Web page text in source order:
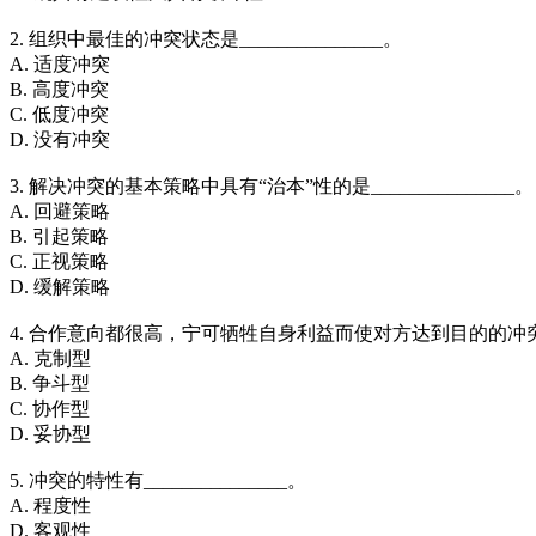
2. 组织中最佳的冲突状态是_______________。
A. 适度冲突
B. 高度冲突
C. 低度冲突
D. 没有冲突
3. 解决冲突的基本策略中具有“治本”性的是_______________。
A. 回避策略
B. 引起策略
C. 正视策略
D. 缓解策略
4. 合作意向都很高，宁可牺牲自身利益而使对方达到目的的冲
A. 克制型
B. 争斗型
C. 协作型
D. 妥协型
5. 冲突的特性有_______________。
A. 程度性
D. 客观性